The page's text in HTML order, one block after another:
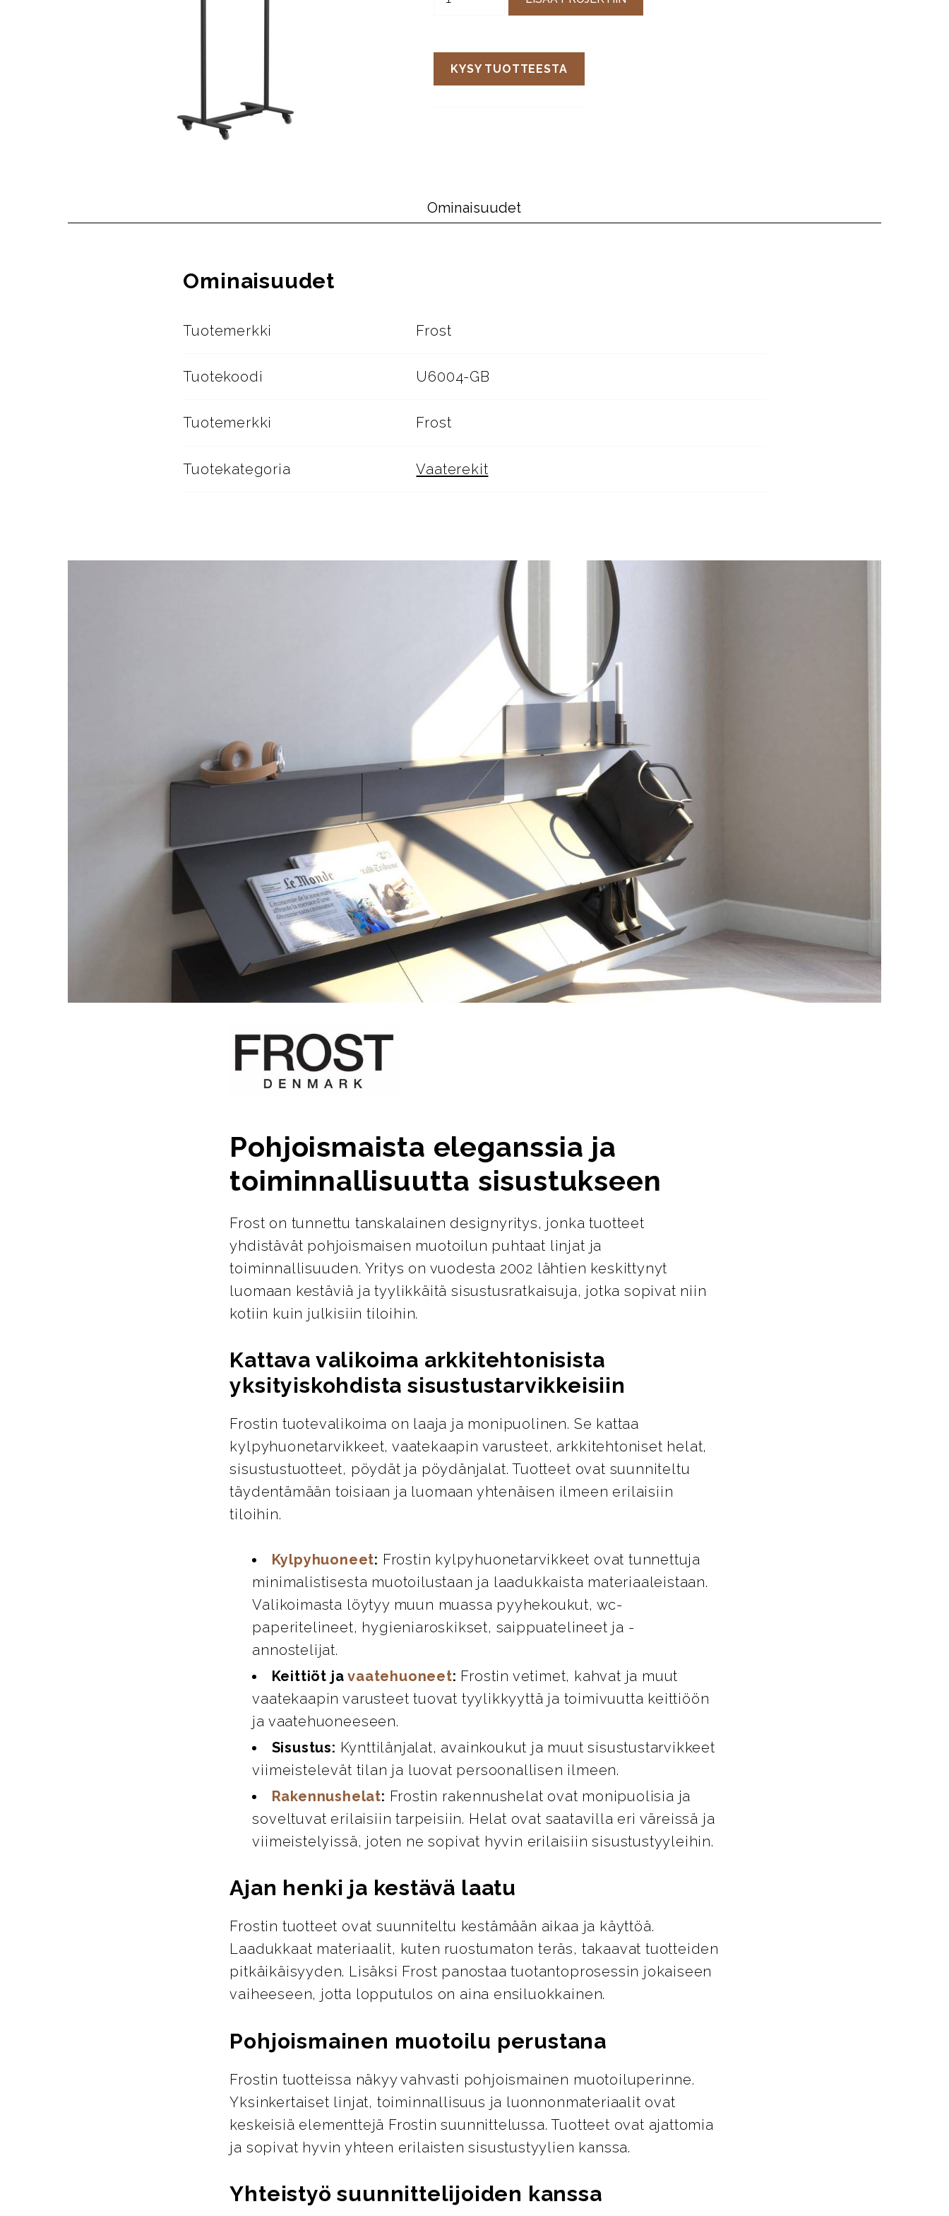
KYSY TUOTTEESTA
Ominaisuudet
Ominaisuudet
Tuotemerkki Frost
Tuotekoodi U6004-GB
Tuotemerkki Frost
Tuotekategoria Vaaterekit
Pohjoismaista eleganssia ja
toiminnallisuutta sisustukseen
Frost on tunnettu tanskalainen designyritys, jonka tuotteet
yhdistävät pohjoismaisen muotoilun puhtaat linjat ja
toiminnallisuuden. Yritys on vuodesta 2002 lähtien keskittynyt
luomaan kestäviä ja tyylikkäitä sisustusratkaisuja, jotka sopivat niin
kotiin kuin julkisiin tiloihin.
Kattava valikoima arkkitehtonisista
yksityiskohdista sisustustarvikkeisiin
Frostin tuotevalikoima on laaja ja monipuolinen. Se kattaa
kylpyhuonetarvikkeet, vaatekaapin varusteet, arkkitehtoniset helat,
sisustustuotteet, pöydät ja pöydänjalat. Tuotteet ovat suunniteltu
täydentämään toisiaan ja luomaan yhtenäisen ilmeen erilaisiin
tiloihin.
Kylpyhuoneet: Frostin kylpyhuonetarvikkeet ovat tunnettuja
minimalistisesta muotoilustaan ja laadukkaista materiaaleistaan.
Valikoimasta löytyy muun muassa pyyhekoukut, wc-
paperitelineet, hygieniaroskikset, saippuatelineet ja -
annostelijat.
Keittiöt javaatehuoneet: Frostin vetimet, kahvat ja muut
vaatekaapin varusteet tuovat tyylikkyyttä ja toimivuutta keittiöön
ja vaatehuoneeseen.
Sisustus: Kynttilänjalat, avainkoukut ja muut sisustustarvikkeet
viimeistelevät tilan ja luovat persoonallisen ilmeen.
Rakennushelat: Frostin rakennushelat ovat monipuolisia ja
soveltuvat erilaisiin tarpeisiin. Helat ovat saatavilla eri väreissä ja
viimeistelyissä, joten ne sopivat hyvin erilaisiin sisustustyyleihin.
Ajan henki ja kestävä laatu
Frostin tuotteet ovat suunniteltu kestämään aikaa ja käyttöä.
Laadukkaat materiaalit, kuten ruostumaton teräs, takaavat tuotteiden
pitkäikäisyyden. Lisäksi Frost panostaa tuotantoprosessin jokaiseen
vaiheeseen, jotta lopputulos on aina ensiluokkainen.
Pohjoismainen muotoilu perustana
Frostin tuotteissa näkyy vahvasti pohjoismainen muotoiluperinne.
Yksinkertaiset linjat, toiminnallisuus ja luonnonmateriaalit ovat
keskeisiä elementtejä Frostin suunnittelussa. Tuotteet ovat ajattomia
ja sopivat hyvin yhteen erilaisten sisustustyylien kanssa.
Yhteistyö suunnittelijoiden kanssa